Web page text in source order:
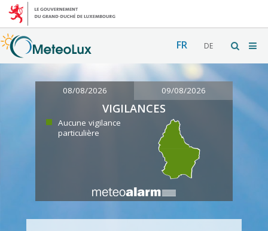
FR DE
08/08/2026 09/08/2026
VIGILANCES
Aucune vigilance
particulière